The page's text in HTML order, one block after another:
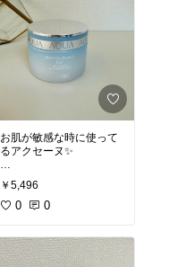
お肌が敏感な時に使って
るアクセーヌ✨
#オリジナル写真
物メモ
￥5,496
0 0